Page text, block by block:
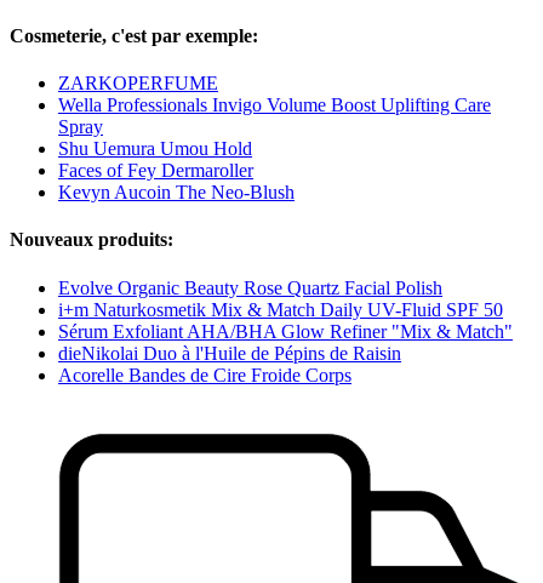
Cosmeterie, c'est par exemple:
ZARKOPERFUME
Wella Professionals Invigo Volume Boost Uplifting Care
Spray
Shu Uemura Umou Hold
Faces of Fey Dermaroller
Kevyn Aucoin The Neo-Blush
Nouveaux produits:
Evolve Organic Beauty Rose Quartz Facial Polish
i+m Naturkosmetik Mix & Match Daily UV-Fluid SPF 50
Sérum Exfoliant AHA/BHA Glow Refiner "Mix & Match"
dieNikolai Duo à l'Huile de Pépins de Raisin
Acorelle Bandes de Cire Froide Corps